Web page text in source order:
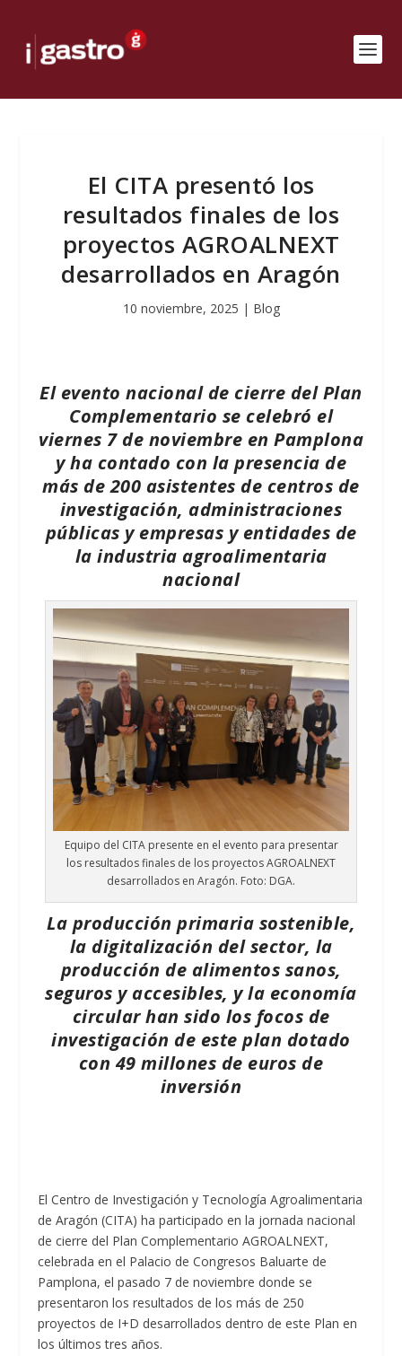
El CITA presentó los
resultados finales de los
proyectos AGROALNEXT
desarrollados en Aragón
10 noviembre, 2025 | Blog
El evento nacional de cierre del Plan
Complementario se celebró el
viernes 7 de noviembre en Pamplona
y ha contado con la presencia de
más de 200 asistentes de centros de
investigación, administraciones
públicas y empresas y entidades de
la industria agroalimentaria
nacional
Equipo del CITA presente en el evento para presentar
los resultados finales de los proyectos AGROALNEXT
desarrollados en Aragón. Foto: DGA.
La producción primaria sostenible,
la digitalización del sector, la
producción de alimentos sanos,
seguros y accesibles, y la economía
circular han sido los focos de
investigación de este plan dotado
con 49 millones de euros de
inversión
El Centro de Investigación y Tecnología Agroalimentaria
de Aragón (CITA) ha participado en la jornada nacional
de cierre del Plan Complementario AGROALNEXT,
celebrada en el Palacio de Congresos Baluarte de
Pamplona, el pasado 7 de noviembre donde se
presentaron los resultados de los más de 250
proyectos de I+D desarrollados dentro de este Plan en
los últimos tres años.